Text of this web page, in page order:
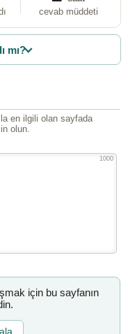
cevab müddeti
mı?
en ilgili olan sayfada
olun.
1000
için bu sayfanın